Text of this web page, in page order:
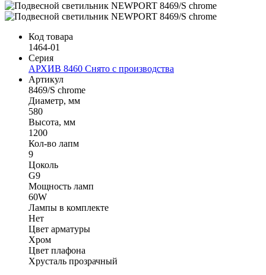
Код товара
1464-01
Серия
АРХИВ 8460 Снято с производства
Артикул
8469/S chrome
Диаметр, мм
580
Высота, мм
1200
Кол-во лапм
9
Цоколь
G9
Мощность ламп
60W
Лампы в комплекте
Нет
Цвет арматуры
Хром
Цвет плафона
Хрусталь прозрачный